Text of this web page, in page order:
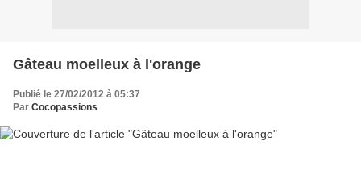
Gâteau moelleux à l'orange
Publié le 27/02/2012 à 05:37
Par Cocopassions